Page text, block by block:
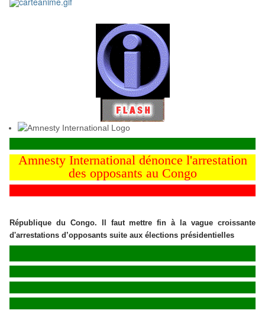
Amnesty International dénonce l'arrestation
des opposants au Congo
République du Congo. Il faut mettre fin à la vague croissante
d'arrestations d’opposants suite aux élections présidentielles